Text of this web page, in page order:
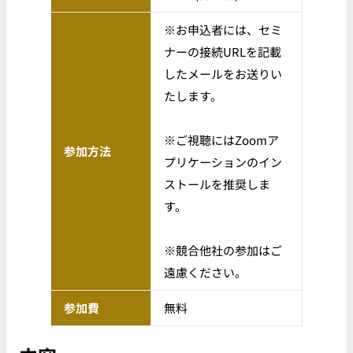
参加方法
※お申込者には、セミ
ナーの接続URLを記載
したメールをお送りい
たします。
※ご視聴にはZoomア
プリケーションのイン
ストールを推奨しま
す。
※競合他社の参加はご
遠慮ください。
参加費 無料